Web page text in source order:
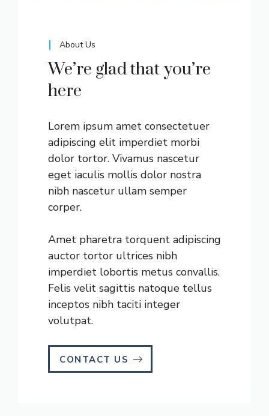
About Us
We’re glad that you’re
here
Lorem ipsum amet consectetuer
adipiscing elit imperdiet morbi
dolor tortor. Vivamus nascetur
eget iaculis mollis dolor nostra
nibh nascetur ullam semper
corper.
Amet pharetra torquent adipiscing
auctor tortor ultrices nibh
imperdiet lobortis metus convallis.
Felis velit sagittis natoque tellus
inceptos nibh taciti integer
volutpat.
CONTACT US